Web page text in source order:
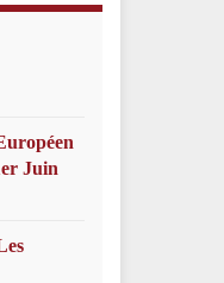
Juin